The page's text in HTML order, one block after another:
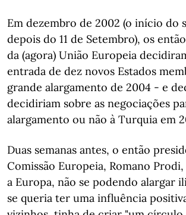
Em dezembro de 2002 (o início do
depois do 11 de Setembro), os
da (agora) União Europeia
entrada de dez novos Estados
grande alargamento de 2004 - e
decidiriam sobre as negociações
alargamento ou não à Turquia em
Duas semanas antes, o então
Comissão Europeia, Romano
a Europa, não se podendo alargar
se queria ter uma influência